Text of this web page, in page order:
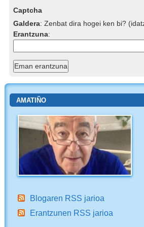
Captcha
Galdera:Zenbat dira hogei ken bi?
Erantzuna:
AMATIÑO
Blogaren RSS jarioa
Erantzunen RSS jarioa